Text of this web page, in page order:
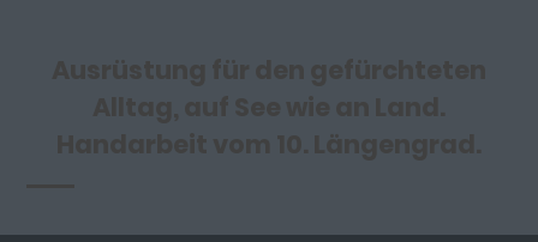
Ausrüstung für den gefürchteten
Alltag, auf See wie an Land.
Handarbeit vom 10. Längengrad.